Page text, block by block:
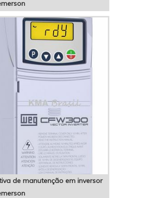
de manutenção em inversor